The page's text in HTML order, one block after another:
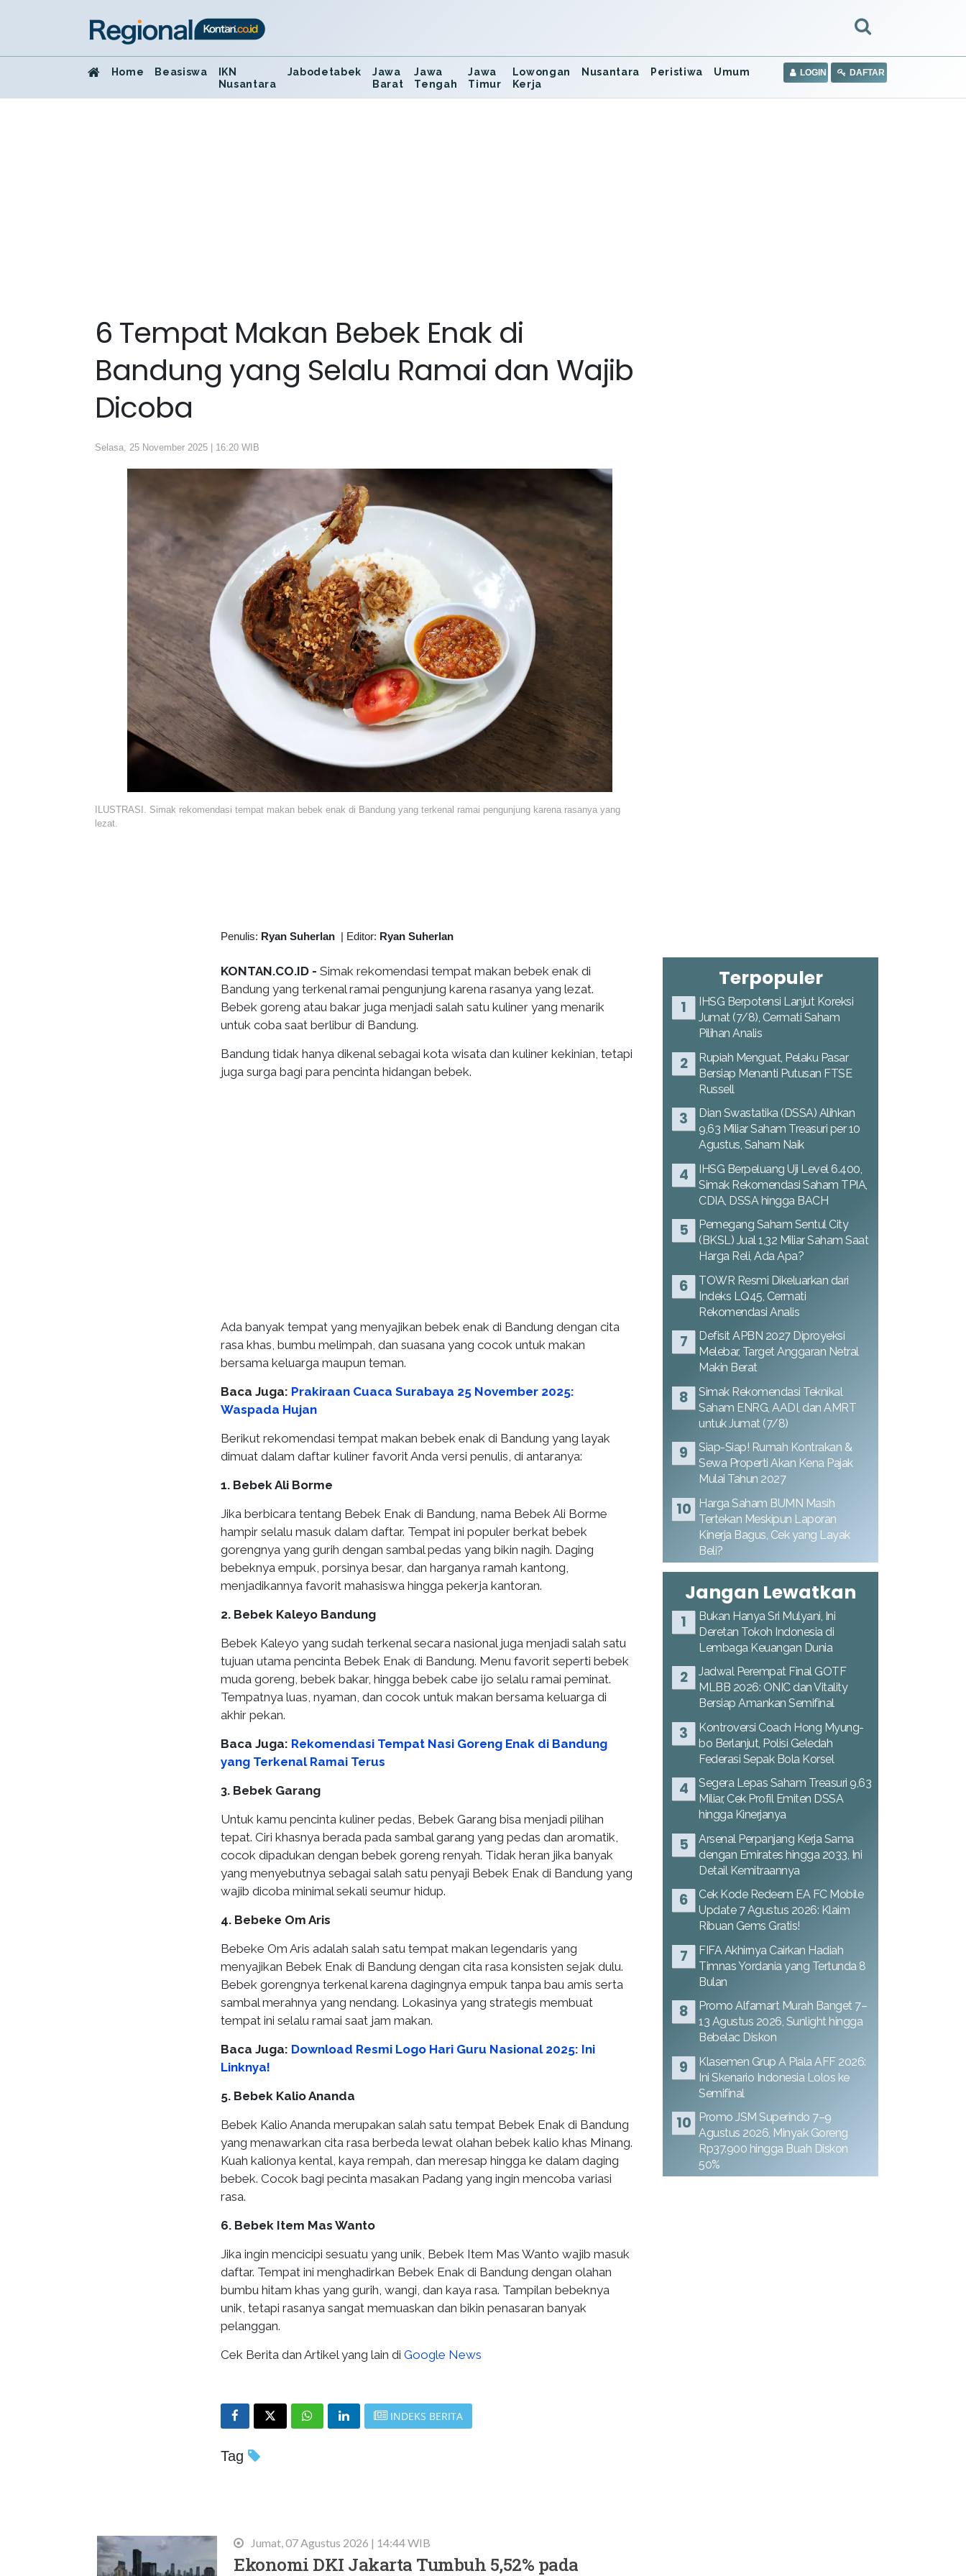
Home Beasiswa
IKN
Nusantara
Jabodetabek
Jawa
Barat
Jawa
Tengah
Jawa
Timur
Lowongan
Kerja
Nusantara Peristiwa Umum LOGIN DAFTAR
6 Tempat Makan Bebek Enak di
Bandung yang Selalu Ramai dan Wajib
Dicoba
Selasa, 25 November 2025 | 16:20 WIB
ILUSTRASI. Simak rekomendasi tempat makan bebek enak di Bandung yang terkenal ramai pengunjung karena rasanya yang
lezat.
Penulis: Ryan Suherlan | Editor: Ryan Suherlan
KONTAN.CO.ID - Simak rekomendasi tempat makan bebek enak di
Bandung yang terkenal ramai pengunjung karena rasanya yang lezat.
Bebek goreng atau bakar juga menjadi salah satu kuliner yang menarik
untuk coba saat berlibur di Bandung.
Bandung tidak hanya dikenal sebagai kota wisata dan kuliner kekinian, tetapi
juga surga bagi para pencinta hidangan bebek.
Ada banyak tempat yang menyajikan bebek enak di Bandung dengan cita
rasa khas, bumbu melimpah, dan suasana yang cocok untuk makan
bersama keluarga maupun teman.
Baca Juga: Prakiraan Cuaca Surabaya 25 November 2025:
Waspada Hujan
Berikut rekomendasi tempat makan bebek enak di Bandung yang layak
dimuat dalam daftar kuliner favorit Anda versi penulis, di antaranya:
1. Bebek Ali Borme
Jika berbicara tentang Bebek Enak di Bandung, nama Bebek Ali Borme
hampir selalu masuk dalam daftar. Tempat ini populer berkat bebek
gorengnya yang gurih dengan sambal pedas yang bikin nagih. Daging
bebeknya empuk, porsinya besar, dan harganya ramah kantong,
menjadikannya favorit mahasiswa hingga pekerja kantoran.
2. Bebek Kaleyo Bandung
Bebek Kaleyo yang sudah terkenal secara nasional juga menjadi salah satu
tujuan utama pencinta Bebek Enak di Bandung. Menu favorit seperti bebek
muda goreng, bebek bakar, hingga bebek cabe ijo selalu ramai peminat.
Tempatnya luas, nyaman, dan cocok untuk makan bersama keluarga di
akhir pekan.
Baca Juga: Rekomendasi Tempat Nasi Goreng Enak di Bandung
yang Terkenal Ramai Terus
3. Bebek Garang
Untuk kamu pencinta kuliner pedas, Bebek Garang bisa menjadi pilihan
tepat. Ciri khasnya berada pada sambal garang yang pedas dan aromatik,
cocok dipadukan dengan bebek goreng renyah. Tidak heran jika banyak
yang menyebutnya sebagai salah satu penyaji Bebek Enak di Bandung yang
wajib dicoba minimal sekali seumur hidup.
4. Bebeke Om Aris
Bebeke Om Aris adalah salah satu tempat makan legendaris yang
menyajikan Bebek Enak di Bandung dengan cita rasa konsisten sejak dulu.
Bebek gorengnya terkenal karena dagingnya empuk tanpa bau amis serta
sambal merahnya yang nendang. Lokasinya yang strategis membuat
tempat ini selalu ramai saat jam makan.
Baca Juga: Download Resmi Logo Hari Guru Nasional 2025: Ini
Linknya!
5. Bebek Kalio Ananda
Bebek Kalio Ananda merupakan salah satu tempat Bebek Enak di Bandung
yang menawarkan cita rasa berbeda lewat olahan bebek kalio khas Minang.
Kuah kalionya kental, kaya rempah, dan meresap hingga ke dalam daging
bebek. Cocok bagi pecinta masakan Padang yang ingin mencoba variasi
rasa.
6. Bebek Item Mas Wanto
Jika ingin mencicipi sesuatu yang unik, Bebek Item Mas Wanto wajib masuk
daftar. Tempat ini menghadirkan Bebek Enak di Bandung dengan olahan
bumbu hitam khas yang gurih, wangi, dan kaya rasa. Tampilan bebeknya
unik, tetapi rasanya sangat memuaskan dan bikin penasaran banyak
pelanggan.
Cek Berita dan Artikel yang lain di Google News
INDEKS BERITA
Tag
Jumat, 07 Agustus 2026 | 14:44 WIB
Ekonomi DKI Jakarta Tumbuh 5,52% pada
Terpopuler
IHSG Berpotensi Lanjut Koreksi
Jumat (7/8), Cermati Saham
Pilihan Analis
Rupiah Menguat, Pelaku Pasar
Bersiap Menanti Putusan FTSE
Russell
Dian Swastatika (DSSA) Alihkan
9,63 Miliar Saham Treasuri per 10
Agustus, Saham Naik
IHSG Berpeluang Uji Level 6.400,
Simak Rekomendasi Saham TPIA,
CDIA, DSSA hingga BACH
Pemegang Saham Sentul City
(BKSL) Jual 1,32 Miliar Saham Saat
Harga Reli, Ada Apa?
TOWR Resmi Dikeluarkan dari
Indeks LQ45, Cermati
Rekomendasi Analis
Defisit APBN 2027 Diproyeksi
Melebar, Target Anggaran Netral
Makin Berat
Simak Rekomendasi Teknikal
Saham ENRG, AADI, dan AMRT
untuk Jumat (7/8)
Siap-Siap! Rumah Kontrakan &
Sewa Properti Akan Kena Pajak
Mulai Tahun 2027
Harga Saham BUMN Masih
Tertekan Meskipun Laporan
Kinerja Bagus, Cek yang Layak
Beli?
Jangan Lewatkan
Bukan Hanya Sri Mulyani, Ini
Deretan Tokoh Indonesia di
Lembaga Keuangan Dunia
Jadwal Perempat Final GOTF
MLBB 2026: ONIC dan Vitality
Bersiap Amankan Semifinal
Kontroversi Coach Hong Myung-
bo Berlanjut, Polisi Geledah
Federasi Sepak Bola Korsel
Segera Lepas Saham Treasuri 9,63
Miliar, Cek Profil Emiten DSSA
hingga Kinerjanya
Arsenal Perpanjang Kerja Sama
dengan Emirates hingga 2033, Ini
Detail Kemitraannya
Cek Kode Redeem EA FC Mobile
Update 7 Agustus 2026: Klaim
Ribuan Gems Gratis!
FIFA Akhirnya Cairkan Hadiah
Timnas Yordania yang Tertunda 8
Bulan
Promo Alfamart Murah Banget 7–
13 Agustus 2026, Sunlight hingga
Bebelac Diskon
Klasemen Grup A Piala AFF 2026:
Ini Skenario Indonesia Lolos ke
Semifinal
Promo JSM Superindo 7–9
Agustus 2026, Minyak Goreng
Rp37.900 hingga Buah Diskon
50%